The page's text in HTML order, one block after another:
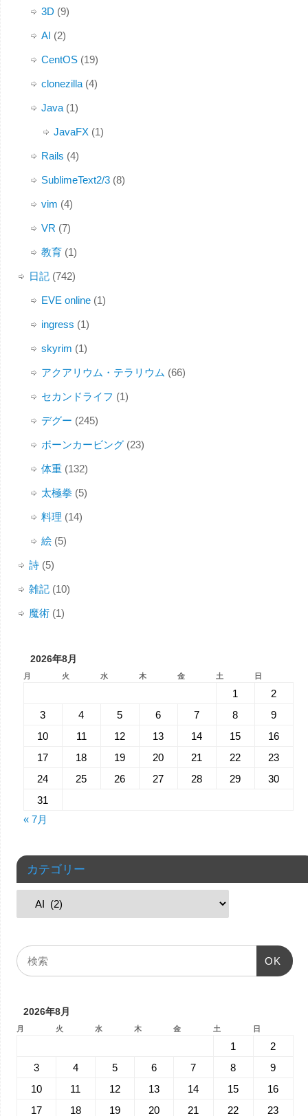
3D (9)
AI (2)
CentOS(19)
clonezilla(4)
Java(1)
JavaFX(1)
Rails (4)
SublimeText2/3(8)
vim (4)
VR (7)
教育(1)
日記(742)
EVE online(1)
ingress (1)
skyrim (1)
アクアリウム・テラリウム (66)
セカンドライフ (1)
デグー (245)
ボーンカービング(23)
体重(132)
太極拳 (5)
料理 (14)
絵(5)
詩(5)
雑記(10)
魔術(1)
2026年8月
月 火 水 木 金 土 日
1
2
3
4 5 6 7 8
9
10
11 12 13 14 15
16
17
18 19 20 21 22
23
24
25 26 27 28 29
30
31
« 7月
カテゴリー
OK
2026年8月
月 火 水 木 金 土 日
1
2
3
4 5 6 7 8
9
10
11 12 13 14 15
16
17
18 19 20 21 22 23